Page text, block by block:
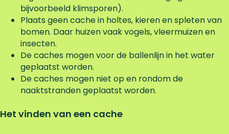
bijvoorbeeld klimsporen).
Plaats geen cache in holtes, kieren en spleten van
bomen. Daar huizen vaak vogels, vleermuizen en
insecten.
De caches mogen voor de ballenlijn in het water
geplaatst worden.
De caches mogen niet op en rondom de
naaktstranden geplaatst worden.
Het vinden van een cache